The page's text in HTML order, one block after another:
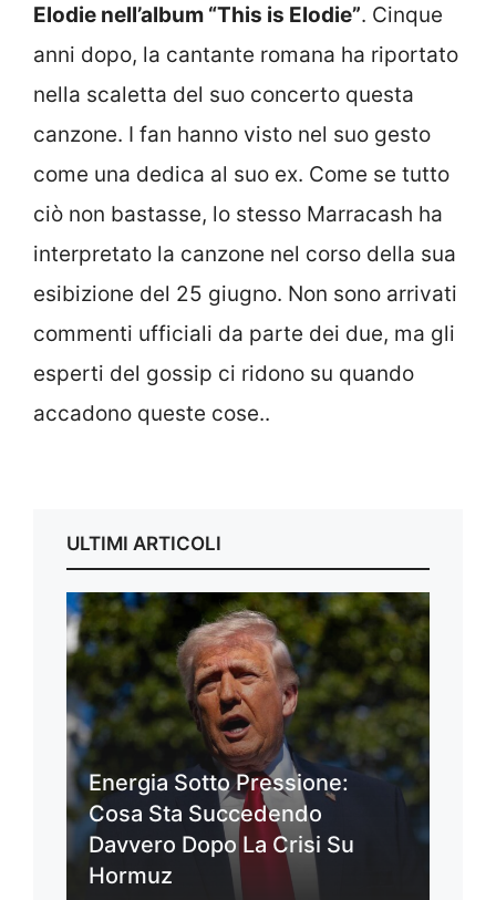
Elodie nell’album “This is Elodie”. Cinque
anni dopo, la cantante romana ha riportato
nella scaletta del suo concerto questa
canzone. I fan hanno visto nel suo gesto
come una dedica al suo ex. Come se tutto
ciò non bastasse, lo stesso Marracash ha
interpretato la canzone nel corso della sua
esibizione del 25 giugno. Non sono arrivati
commenti ufficiali da parte dei due, ma gli
esperti del gossip ci ridono su quando
accadono queste cose..
ULTIMI ARTICOLI
Energia Sotto Pressione:
Cosa Sta Succedendo
Davvero Dopo La Crisi Su
Hormuz